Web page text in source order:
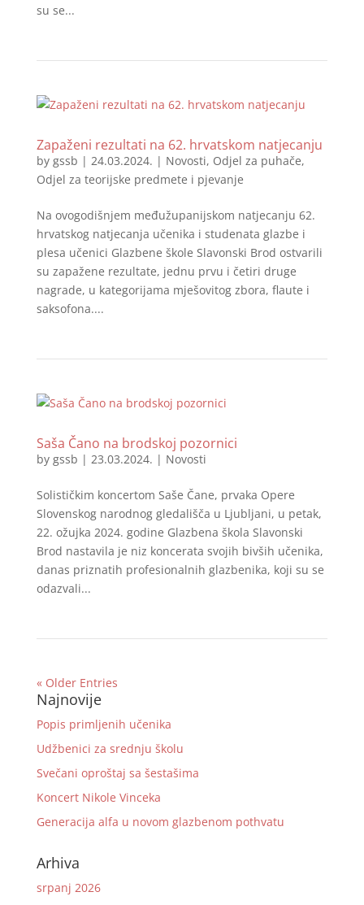
su se...
Zapaženi rezultati na 62. hrvatskom natjecanju
by gssb | 24.03.2024. | Novosti, Odjel za puhače,
Odjel za teorijske predmete i pjevanje
Na ovogodišnjem međužupanijskom natjecanju 62.
hrvatskog natjecanja učenika i studenata glazbe i
plesa učenici Glazbene škole Slavonski Brod ostvarili
su zapažene rezultate, jednu prvu i četiri druge
nagrade, u kategorijama mješovitog zbora, flaute i
saksofona....
Saša Čano na brodskoj pozornici
by gssb | 23.03.2024. | Novosti
Solističkim koncertom Saše Čane, prvaka Opere
Slovenskog narodnog gledališča u Ljubljani, u petak,
22. ožujka 2024. godine Glazbena škola Slavonski
Brod nastavila je niz koncerata svojih bivših učenika,
danas priznatih profesionalnih glazbenika, koji su se
odazvali...
« Older Entries
Najnovije
Popis primljenih učenika
Udžbenici za srednju školu
Svečani oproštaj sa šestašima
Koncert Nikole Vinceka
Generacija alfa u novom glazbenom pothvatu
Arhiva
srpanj 2026